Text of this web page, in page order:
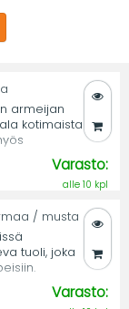
armeijan
kotimaista
Varasto:
alle 10 kpl
/ musta
tuoli, joka
Varasto: